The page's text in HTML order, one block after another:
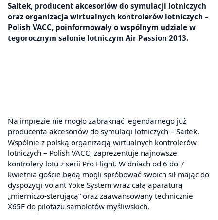
Saitek, producent akcesoriów do symulacji lotniczych
oraz organizacja wirtualnych kontrolerów lotniczych –
Polish VACC, poinformowały o wspólnym udziale w
tegorocznym salonie lotniczym Air Passion 2013.
Na imprezie nie mogło zabraknąć legendarnego już
producenta akcesoriów do symulacji lotniczych – Saitek.
Wspólnie z polską organizacją wirtualnych kontrolerów
lotniczych – Polish VACC, zaprezentuje najnowsze
kontrolery lotu z serii Pro Flight. W dniach od 6 do 7
kwietnia goście będą mogli spróbować swoich sił mając do
dyspozycji volant Yoke System wraz całą aparaturą
„mierniczo-sterującą” oraz zaawansowany technicznie
X65F do pilotażu samolotów myśliwskich.